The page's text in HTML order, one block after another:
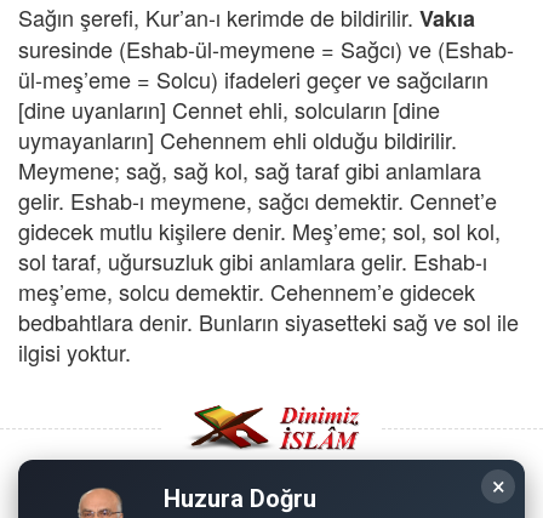
Sağın şerefi, Kur’an-ı kerimde de bildirilir. Vakıa
suresinde (Eshab-ül-meymene = Sağcı) ve (Eshab-
ül-meş’eme = Solcu) ifadeleri geçer ve sağcıların
[dine uyanların] Cennet ehli, solcuların [dine
uymayanların] Cehennem ehli olduğu bildirilir.
Meymene; sağ, sağ kol, sağ taraf gibi anlamlara
gelir. Eshab-ı meymene, sağcı demektir. Cennet’e
gidecek mutlu kişilere denir. Meş’eme; sol, sol kol,
sol taraf, uğursuzluk gibi anlamlara gelir. Eshab-ı
meş’eme, solcu demektir. Cehennem’e gidecek
bedbahtlara denir. Bunların siyasetteki sağ ve sol ile
ilgisi yoktur.
×
Huzura Doğru